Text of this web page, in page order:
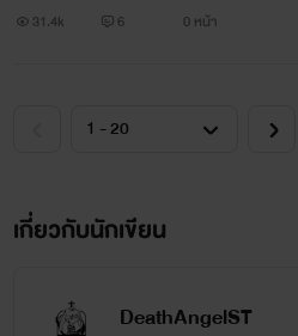
31.4k 6 0 หน้า
เกี่ยวกับนักเขียน
DeathAngelST